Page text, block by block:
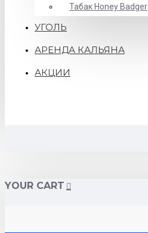
Табак Honey Badger
УГОЛЬ
АРЕНДА КАЛЬЯНА
АКЦИИ
YOUR CART